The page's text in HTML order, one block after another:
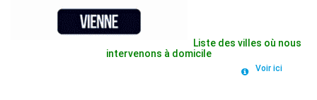
Liste des villes où nous
intervenons à domicile
Voir ici